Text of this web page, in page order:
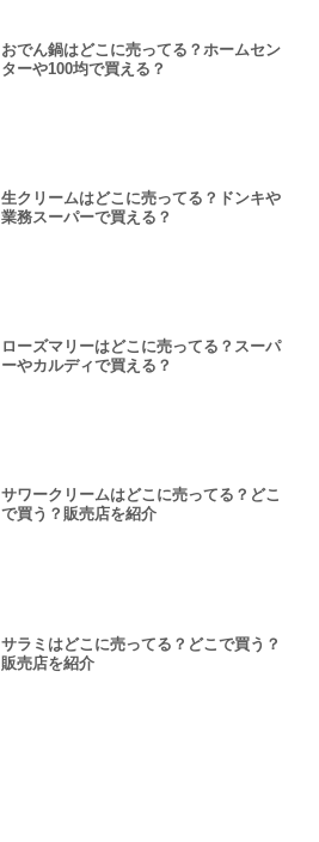
おでん鍋はどこに売ってる？ホームセン
ターや100均で買える？
生クリームはどこに売ってる？ドンキや
業務スーパーで買える？
ローズマリーはどこに売ってる？スーパ
ーやカルディで買える？
サワークリームはどこに売ってる？どこ
で買う？販売店を紹介
サラミはどこに売ってる？どこで買う？
販売店を紹介